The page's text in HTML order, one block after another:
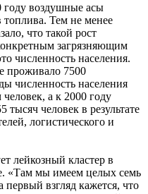
году воздушные асы
Тем не менее
что такой рост
загрязняющим
численность населения.
проживало 7500
численность населения
а к 2000 году
тысяч человек в результате
логистического и
лейкозный кластер в
«Там мы имеем целых семь
первый взгляд кажется, что